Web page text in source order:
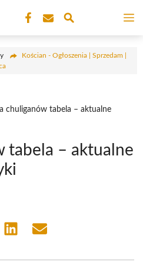
Kościan - Ogłoszenia | Sprzedam |
chuliganów tabela – aktualne
tabela – aktualne
Share Share